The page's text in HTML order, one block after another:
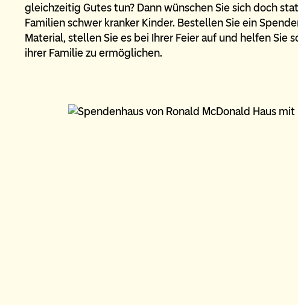
gleichzeitig Gutes tun? Dann wünschen Sie sich doch
Familien schwer kranker Kinder. Bestellen Sie ein
Material, stellen Sie es bei Ihrer Feier auf und helfen Sie
ihrer Familie zu ermöglichen.